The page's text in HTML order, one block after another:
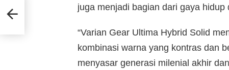
juga menjadi bagian dari gaya
“Varian Gear Ultima Hybrid Solid
kombinasi warna yang kontras dan
menyasar generasi milenial akhir